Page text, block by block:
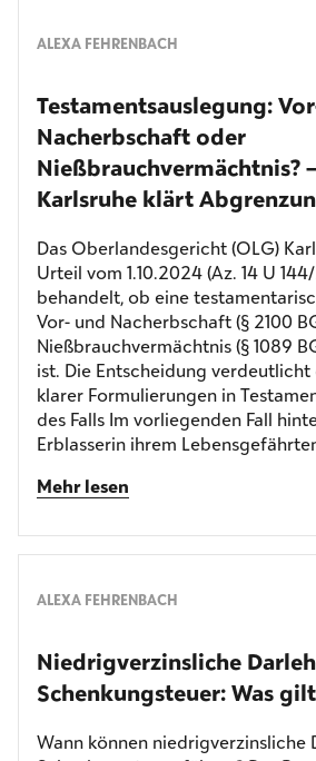
ALEXA FEHRENBACH
Testamentsauslegung:
Nacherbschaft oder
Nießbrauchvermächtnis?
Karlsruhe klärt
Das Oberlandesgericht (OLG)
Urteil vom 1.10.2024 (Az. 14 U
behandelt, ob eine
Vor- und Nacherbschaft (§ 2100
Nießbrauchvermächtnis (§ 1089
ist. Die Entscheidung
klarer Formulierungen in
des Falls Im vorliegenden Fall
Erblasserin ihrem
Mehr lesen
ALEXA FEHRENBACH
Niedrig­verzinsliche
Schenkung­steuer: Was
Wann können niedrigverzinsliche